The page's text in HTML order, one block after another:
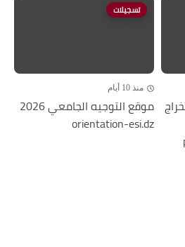
تسجيلات
منذ 10 أيام
موقع التوجيه الجامعي 2026
orientation-esi.dz